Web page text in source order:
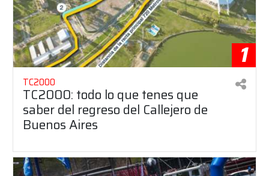
1
TC2000
TC2000: todo lo que tenes que
saber del regreso del Callejero de
Buenos Aires